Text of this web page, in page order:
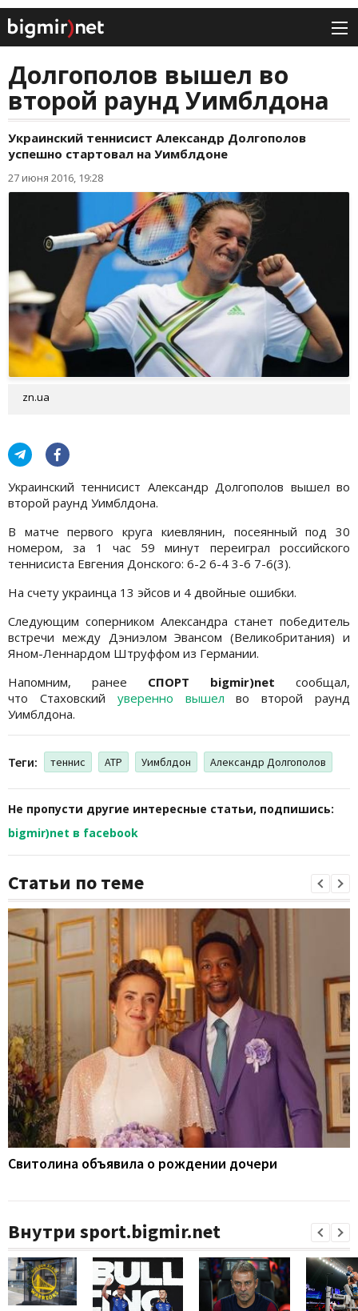
Долгополов вышел во
второй раунд Уимблдона
Украинский теннисист Александр Долгополов
успешно стартовал на Уимблдоне
27 июня 2016, 19:28
zn.ua
Украинский теннисист Александр Долгополов вышел во
второй раунд Уимблдона.
В матче первого круга киевлянин, посеянный под 30
номером, за 1 час 59 минут переиграл российского
теннисиста Евгения Донского: 6-2 6-4 3-6 7-6(3).
На счету украинца 13 эйсов и 4 двойные ошибки.
Следующим соперником Александра станет победитель
встречи между Дэниэлом Эвансом (Великобритания) и
Яном-Леннардом Штруффом из Германии.
Напомним, ранее СПОРТ bigmir)net сообщал,
что Стаховский уверенно вышел во второй раунд
Уимблдона.
Теги: теннис ATP Уимблдон Александр Долгополов
Не пропусти другие интересные статьи, подпишись:
bigmir)net в facebook
Статьи по теме
Свитолина объявила о рождении дочери
Внутри sport.bigmir.net